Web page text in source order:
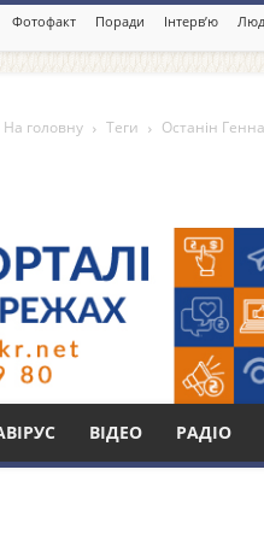
Фотофакт Поради Інтерв’ю
ВІДЕО РАДІО
На головну Теги Останін